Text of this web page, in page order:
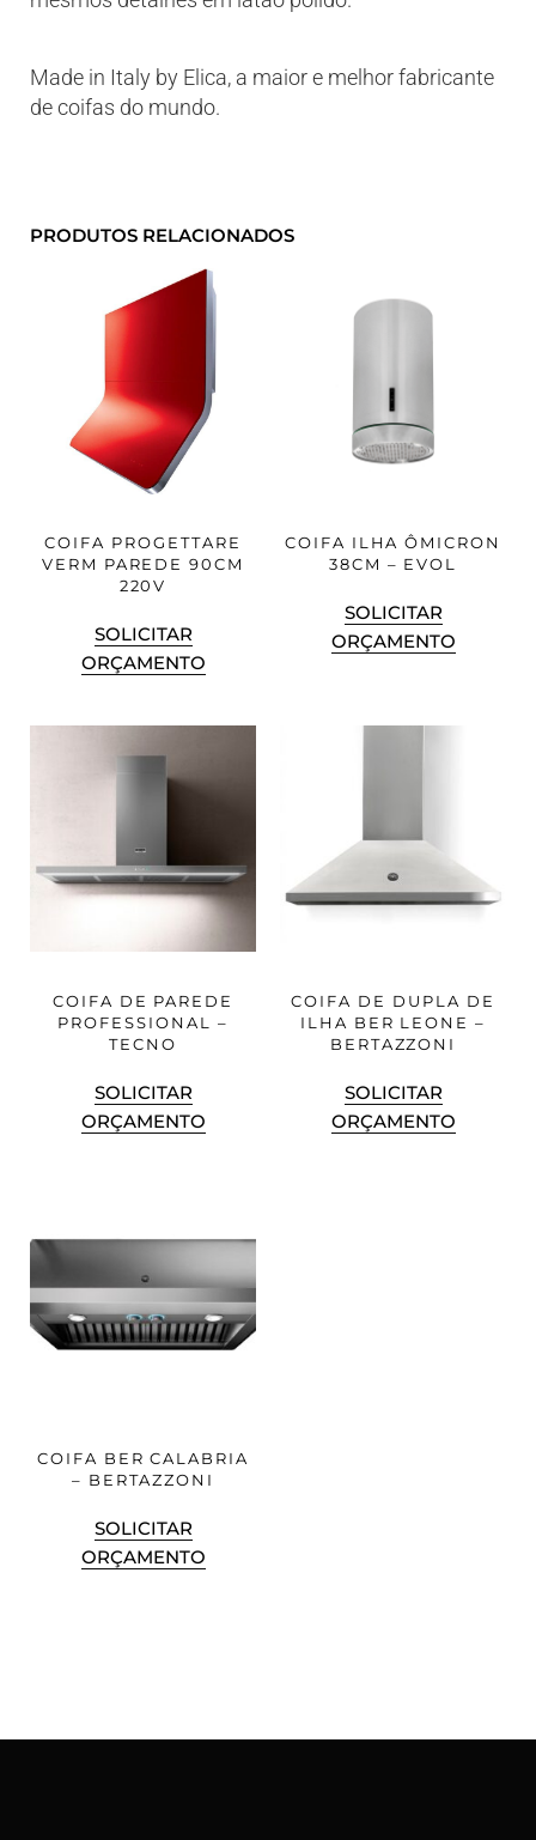
Made in Italy by Elica, a maior e melhor fabricante
de coifas do mundo.
PRODUTOS RELACIONADOS
COIFA PROGETTARE
VERM PAREDE 90CM
220V
SOLICITAR
ORÇAMENTO
COIFA ILHA ÔMICRON
38CM – EVOL
SOLICITAR
ORÇAMENTO
COIFA DE PAREDE
PROFESSIONAL –
TECNO
SOLICITAR
ORÇAMENTO
COIFA DE DUPLA DE
ILHA BER LEONE –
BERTAZZONI
SOLICITAR
ORÇAMENTO
COIFA BER CALABRIA
– BERTAZZONI
SOLICITAR
ORÇAMENTO